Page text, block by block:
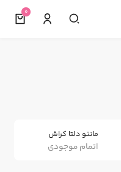
0
مانتو دلتا کراش
اتمام موجودی